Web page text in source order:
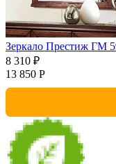
Зеркало Престиж ГМ
8 310 ₽
13 850 Р